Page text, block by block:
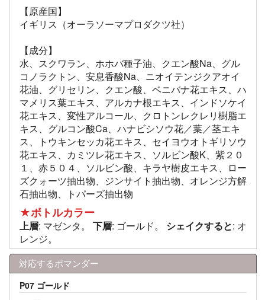
【原産国】
イギリス（オーラソーマプロダクツ社）
【成分】
水、スクワラン、ホホバ種子油、クエン酸Na、グル
コノラクトン、安息香酸Na、ニオイテンジクアオイ
花油、グリセリン、クエン酸、ベニバナ花エキス、ハ
マメリス葉エキス、アルカナ根エキス、インドソケイ
花エキス、変性アルコール、クロトンレクレリ樹脂エ
キス、グルコン酸Ca、ハナビシソウ花／葉／茎エキ
ス、トウキンセッカ花エキス、セイヨウオトギリソウ
花エキス、カミツレ花エキス、ソルビン酸K、紫２０
１、赤５０４、ソルビン酸、キラヤ樹皮エキス、ロー
ズクォーツ抽出物、ジンサイト抽出物、オレンジ方解
石抽出物、トパーズ抽出物
★ボトルカラー
上層: マゼンタ。 下層: ゴールド。 シェイクすると: オ
レンジ。
対応するポマンダー
P07 ゴールド